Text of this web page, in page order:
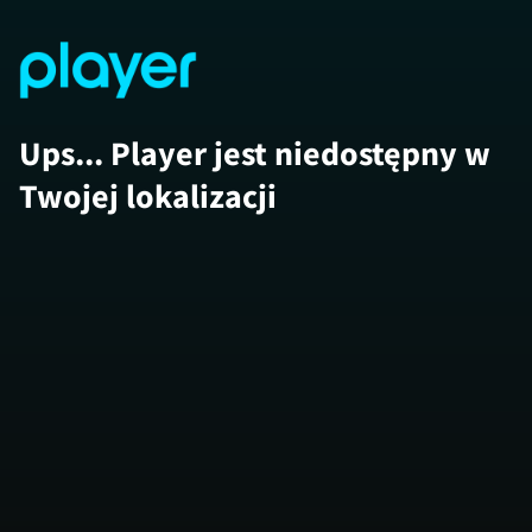
Ups... Player jest niedostępny w
Twojej lokalizacji